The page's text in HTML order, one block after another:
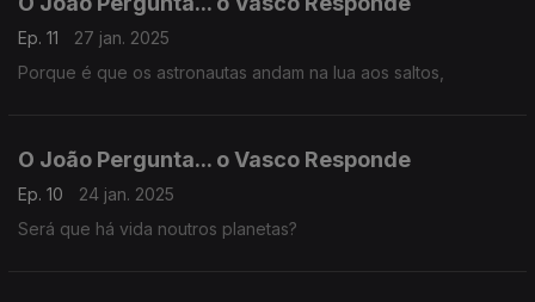
Ep. 11
27 jan. 2025
Porque é que os astronautas andam na lua aos saltos,
O João Pergunta... o Vasco Responde
Ep. 10
24 jan. 2025
Será que há vida noutros planetas?